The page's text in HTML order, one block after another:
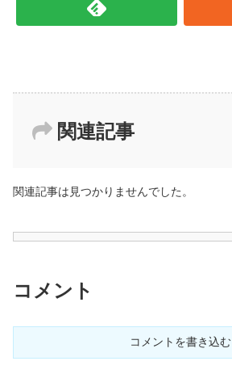
関連記事
関連記事は見つかりませんでした。
コメント
コメントを書き込む